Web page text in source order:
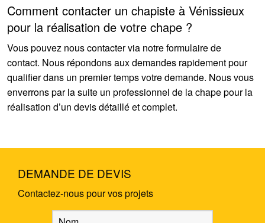
Comment contacter un chapiste à Vénissieux
pour la réalisation de votre chape ?
Vous pouvez nous contacter via notre formulaire de
contact. Nous répondons aux demandes rapidement pour
qualifier dans un premier temps votre demande. Nous vous
enverrons par la suite un professionnel de la chape pour la
réalisation d’un devis détaillé et complet.
DEMANDE DE DEVIS
Contactez-nous pour vos projets